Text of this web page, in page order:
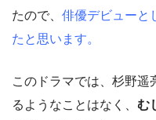
たので、 俳優デビューと
たと思います。
このドラマでは、杉野遥
るようなことはなく、 む